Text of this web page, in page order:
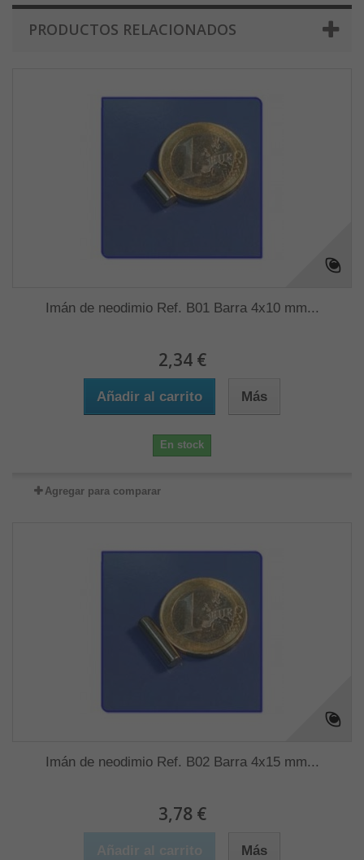
PRODUCTOS RELACIONADOS
Imán de neodimio Ref. B01 Barra 4x10 mm...
2,34 €
Añadir al carrito Más
En stock
Agregar para comparar
Imán de neodimio Ref. B02 Barra 4x15 mm...
3,78 €
Más